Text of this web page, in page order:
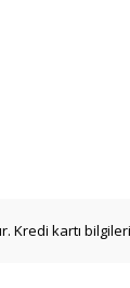
Kredi kartı